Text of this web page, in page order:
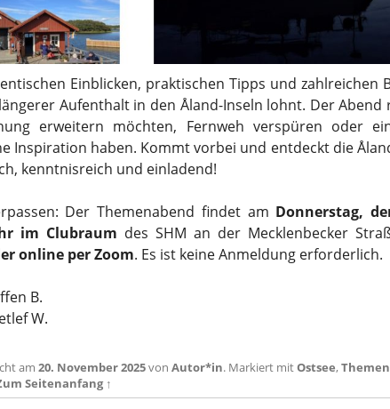
Einblicken, praktischen Tipps und zahlreichen
Aufenthalt in den Åland-Inseln lohnt. Der
erweitern möchten, Fernweh verspüren oder
Inspiration haben. Kommt vorbei und entdeckt die
kenntnisreich und einladend!
Der Themenabend findet am Donnerstag,
im Clubraum des SHM an der Mecklenbecker
online per Zoom. Es ist keine Anmeldung erforderlich.
B.
W.
am 20. November 2025von Autor*in. Markiert mitOstsee,
Seitenanfang ↑